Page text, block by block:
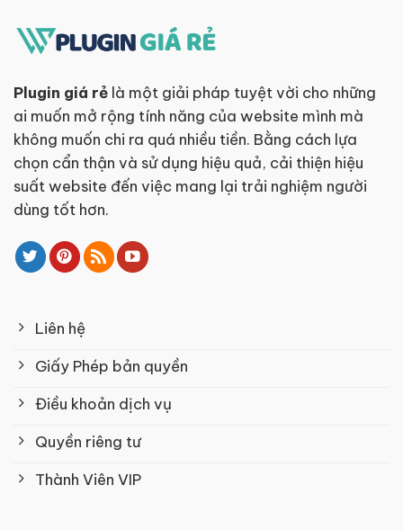
Plugin giá rẻ là một giải pháp tuyệt vời cho những
ai muốn mở rộng tính năng của website mình mà
không muốn chi ra quá nhiều tiền. Bằng cách lựa
chọn cẩn thận và sử dụng hiệu quả, cải thiện hiệu
suất website đến việc mang lại trải nghiệm người
dùng tốt hơn.
Liên hệ
Giấy Phép bản quyền
Điều khoản dịch vụ
Quyền riêng tư
Thành Viên VIP